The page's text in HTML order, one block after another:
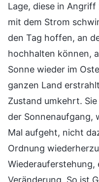
Lage, diese in
mit dem Strom
den Tag hoffen, an
hochhalten können,
Sonne wieder im
ganzen Land
Zustand umkehrt.
der Sonnenaufgang,
Mal aufgeht, nicht
Ordnung
Wiederauferstehung,
Veränderung. So ist